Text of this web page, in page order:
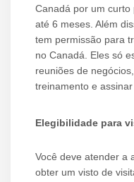
Canadá por um
até 6 meses. Além
tem permissão para
no Canadá. Eles só
reuniões de
treinamento e
Elegibilidade para
Você deve atender a
obter um visto de